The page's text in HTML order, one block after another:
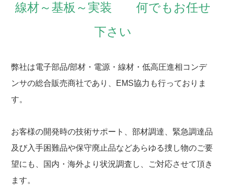
線材～基板～実装 何でもお任せ
下さい
弊社は電子部品/部材・電源・線材・低高圧進相コンデ
ンサの総合販売商社であり、EMS協力も行っておりま
す。
お客様の開発時の技術サポート、部材調達、緊急調達品
及び入手困難品や保守廃止品などあらゆる捜し物のご要
望にも、国内・海外より状況調査し、ご対応させて頂き
ます。